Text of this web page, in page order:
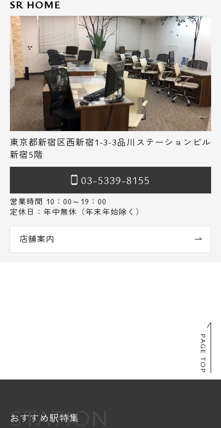
SR HOME
東京都新宿区西新宿1-3-3品川ステーションビル
新宿5階
03-5339-8155
営業時間 10：00～19：00
定休日：年中無休（年末年始除く）
店舗案内
PAGE TOP
STATION
おすすめ駅特集